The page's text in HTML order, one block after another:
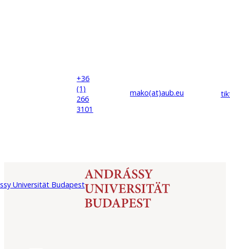
+36
(1)
266
3101
mako(at)aub.eu